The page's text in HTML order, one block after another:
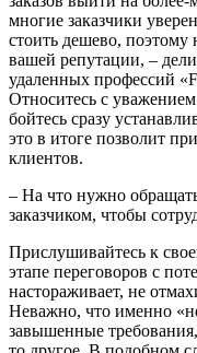
многие заказчики
стоить дешево,
вашей репутации, –
удаленных профессий
Относитесь с
бойтесь сразу
это в итоге позволит
клиентов.
– На что нужно
заказчиком, чтобы
Прислушивайтесь к
этапе переговоров с
настораживает, не
Неважно, что именно
завышенные